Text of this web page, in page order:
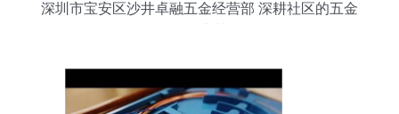
深圳市宝安区沙井卓融五金经营部 深耕社区的五金